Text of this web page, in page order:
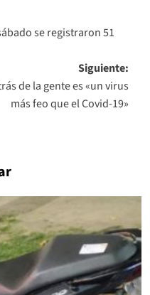
se registraron 51
Siguiente:
de la gente es «un virus
más feo que el Covid-19»